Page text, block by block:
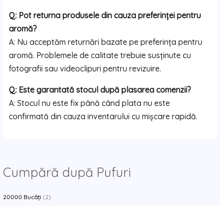
Cumpără după Pufuri
20000 Bucăți (2)
Q: Pot returna produsele din cauza preferinței pentru
aromă?
A: Nu acceptăm returnări bazate pe preferința pentru
aromă. Problemele de calitate trebuie susținute cu
fotografii sau videoclipuri pentru revizuire.
Q: Este garantată stocul după plasarea comenzii?
A: Stocul nu este fix până când plata nu este
confirmată din cauza inventarului cu mișcare rapidă.